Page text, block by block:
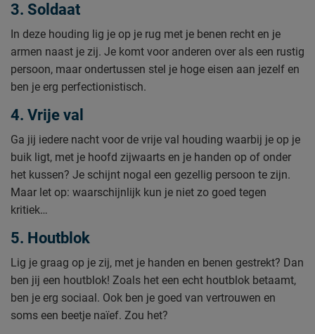
3. Soldaat
In deze houding lig je op je rug met je benen recht en je
armen naast je zij. Je komt voor anderen over als een rustig
persoon, maar ondertussen stel je hoge eisen aan jezelf en
ben je erg perfectionistisch.
4. Vrije val
Ga jij iedere nacht voor de vrije val houding waarbij je op je
buik ligt, met je hoofd zijwaarts en je handen op of onder
het kussen? Je schijnt nogal een gezellig persoon te zijn.
Maar let op: waarschijnlijk kun je niet zo goed tegen
kritiek…
5. Houtblok
Lig je graag op je zij, met je handen en benen gestrekt? Dan
ben jij een houtblok! Zoals het een echt houtblok betaamt,
ben je erg sociaal. Ook ben je goed van vertrouwen en
soms een beetje naïef. Zou het?